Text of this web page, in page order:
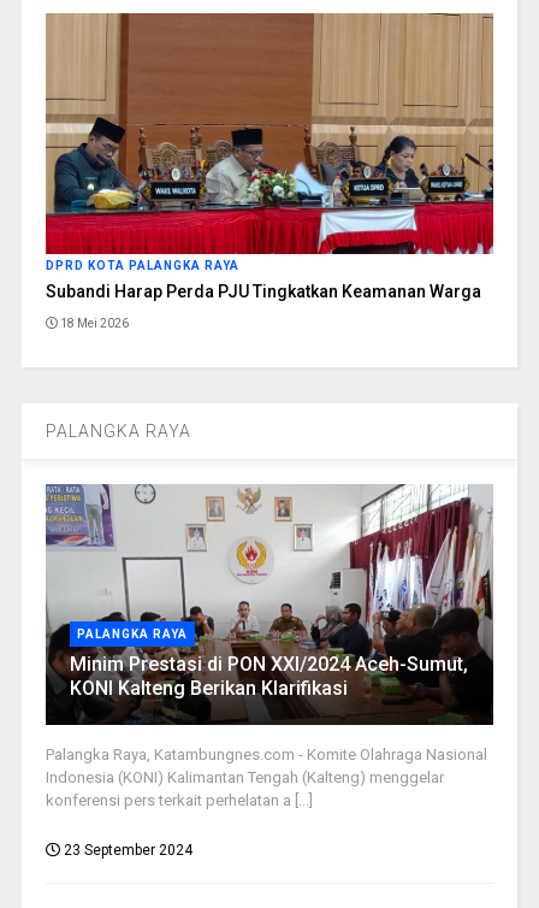
DPRD KOTA PALANGKA RAYA
Subandi Harap Perda PJU Tingkatkan Keamanan Warga
18 Mei 2026
PALANGKA RAYA
PALANGKA RAYA
Minim Prestasi di PON XXI/2024 Aceh-Sumut,
KONI Kalteng Berikan Klarifikasi
Palangka Raya, Katambungnes.com - Komite Olahraga Nasional
Indonesia (KONI) Kalimantan Tengah (Kalteng) menggelar
konferensi pers terkait perhelatan a [...]
23 September 2024